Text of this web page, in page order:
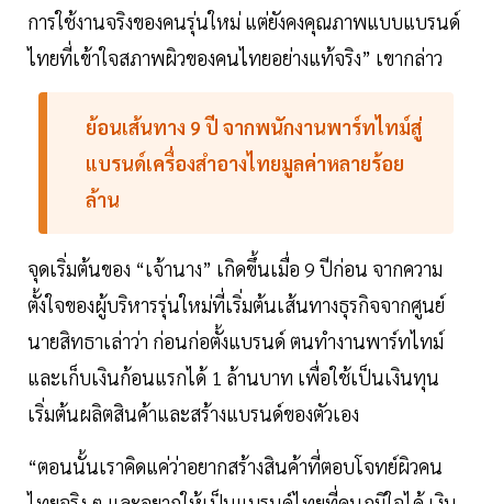
การใช้งานจริงของคนรุ่นใหม่ แต่ยังคงคุณภาพแบบแบรนด์
ไทยที่เข้าใจสภาพผิวของคนไทยอย่างแท้จริง” เขากล่าว
ย้อนเส้นทาง 9 ปี จากพนักงานพาร์ทไทม์สู่
แบรนด์เครื่องสำอางไทยมูลค่าหลายร้อย
ล้าน
จุดเริ่มต้นของ “เจ้านาง” เกิดขึ้นเมื่อ 9 ปีก่อน จากความ
ตั้งใจของผู้บริหารรุ่นใหม่ที่เริ่มต้นเส้นทางธุรกิจจากศูนย์
นายสิทธาเล่าว่า ก่อนก่อตั้งแบรนด์ ตนทำงานพาร์ทไทม์
และเก็บเงินก้อนแรกได้ 1 ล้านบาท เพื่อใช้เป็นเงินทุน
เริ่มต้นผลิตสินค้าและสร้างแบรนด์ของตัวเอง
“ตอนนั้นเราคิดแค่ว่าอยากสร้างสินค้าที่ตอบโจทย์ผิวคน